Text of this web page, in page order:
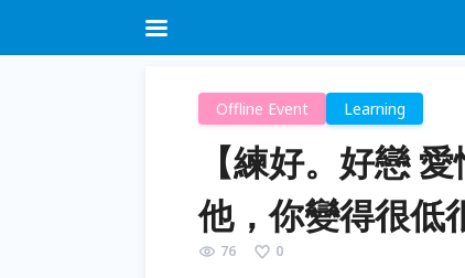
Offline Event Learning
【練好。好戀
他，你變得很低
76 0